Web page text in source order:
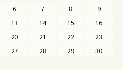
6 7 8
9
13 14 15
16
20 21 22
23
27 28 29
30